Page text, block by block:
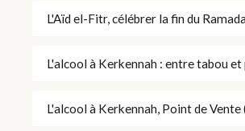
L'Aïd el-Fitr, célébrer la fin du
L'alcool à Kerkennah : entre tabou
L'alcool à Kerkennah, Point de Vente